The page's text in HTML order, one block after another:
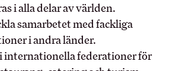
ARBETSGIVARE
Kollektivavtalet
Teckna kollektivavtal
i alla delar av världen.
samarbetet med fackliga
i andra länder.
internationella federationer för